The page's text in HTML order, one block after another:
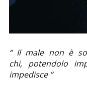
“ Il male non è
chi, potendolo
impedisce ”